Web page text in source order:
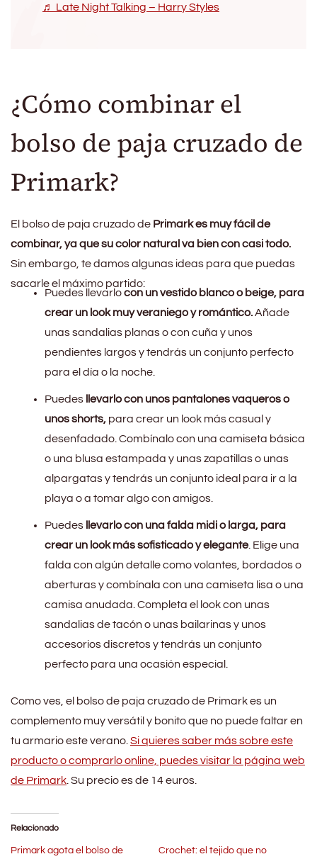
♬ Late Night Talking – Harry Styles
¿Cómo combinar el
bolso de paja cruzado de
Primark?
El bolso de paja cruzado de Primark es muy fácil de
combinar, ya que su color natural va bien con casi todo.
Sin embargo, te damos algunas ideas para que puedas
sacarle el máximo partido:
Puedes llevarlocon un vestido blanco o beige, para
crear un look muy veraniego y romántico.Añade
unas sandalias planas o con cuña y unos
pendientes largos y tendrás un conjunto perfecto
para el día o la noche.
Puedes llevarlo con unos pantalones vaqueros o
unos shorts, para crear un look más casual y
desenfadado. Combínalo con una camiseta básica
o una blusa estampada y unas zapatillas o unas
alpargatas y tendrás un conjunto ideal para ir a la
playa o a tomar algo con amigos.
Puedes llevarlo con una falda midi o larga, para
crear un look más sofisticado y elegante. Elige una
falda con algún detalle como volantes, bordados o
aberturas y combínala con una camiseta lisa o una
camisa anudada. Completa el look con unas
sandalias de tacón o unas bailarinas y unos
accesorios discretos y tendrás un conjunto
perfecto para una ocasión especial.
Como ves, el bolso de paja cruzado de Primark es un
complemento muy versátil y bonito que no puede faltar en
tu armario este verano. Si quieres saber más sobre este
producto o comprarlo online, puedes visitar la página web
de Primark . Su precio es de 14 euros.
Relacionado
Primark agota el bolso de Crochet: el tejido que no